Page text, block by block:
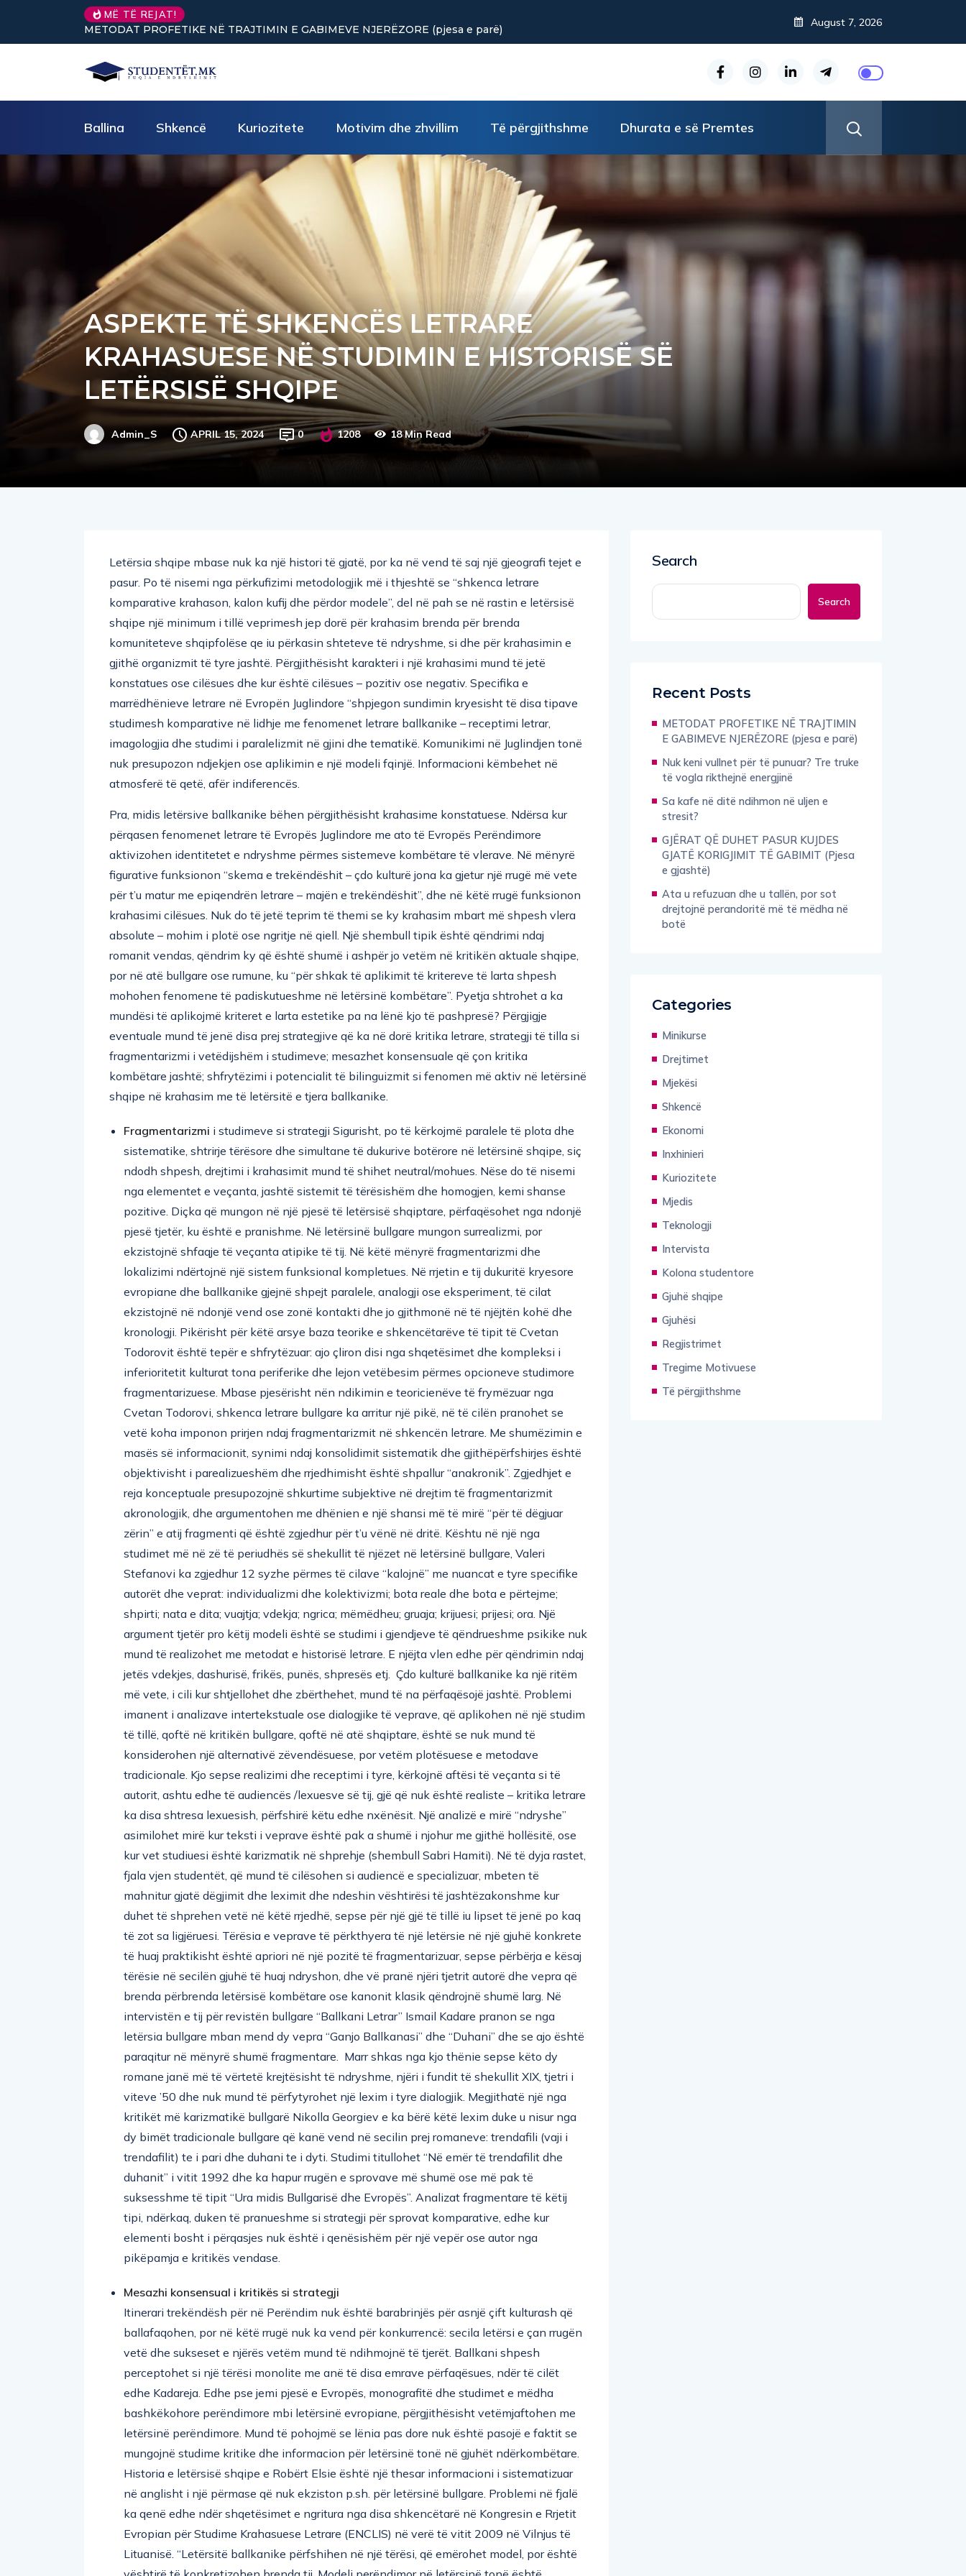
MË TË REJAT! August 7, 2026
ASPEKTE TË SHKENCËS LETRARE
KRAHASUESE NË STUDIMIN E HISTORISË SË
LETËRSISË SHQIPE
Admin_S APRIL 15, 2024 0 1208 18 Min Read
pasur. Po të nisemi nga përkufizimi metodologjik më i thjeshtë se “shkenca letrare
komparative krahason, kalon kufij dhe përdor modele”, del në pah se në rastin e letërsisë
shqipe një minimum i tillë veprimesh jep dorë për krahasim brenda për brenda
komuniteteve shqipfolëse qe iu përkasin shteteve të ndryshme, si dhe për krahasimin e
gjithë organizmit të tyre jashtë. Përgjithësisht karakteri i një krahasimi mund të jetë
konstatues ose cilësues dhe kur është cilësues – pozitiv ose negativ. Specifika e
marrëdhënieve letrare në Evropën Juglindore “shpjegon sundimin kryesisht të disa tipave
studimesh komparative në lidhje me fenomenet letrare ballkanike – receptimi letrar,
imagologjia dhe studimi i paralelizmit në gjini dhe tematikë. Komunikimi në Juglindjen tonë
nuk presupozon ndjekjen ose aplikimin e një modeli fqinjë. Informacioni këmbehet në
atmosferë të qetë, afër indiferencës.
përqasen fenomenet letrare të Evropës Juglindore me ato të Evropës Perëndimore
aktivizohen identitetet e ndryshme përmes sistemeve kombëtare të vlerave. Në mënyrë
figurative funksionon “skema e trekëndëshit – çdo kulturë jona ka gjetur një rrugë më vete
për t’u matur me epiqendrën letrare – majën e trekëndëshit”, dhe në këtë rrugë funksionon
krahasimi cilësues. Nuk do të jetë teprim të themi se ky krahasim mbart më shpesh vlera
absolute – mohim i plotë ose ngritje në qiell. Një shembull tipik është qëndrimi ndaj
romanit vendas, qëndrim ky që është shumë i ashpër jo vetëm në kritikën aktuale shqipe,
por në atë bullgare ose rumune, ku “për shkak të aplikimit të kritereve të larta shpesh
mohohen fenomene të padiskutueshme në letërsinë kombëtare”. Pyetja shtrohet a ka
mundësi të aplikojmë kriteret e larta estetike pa na lënë kjo të pashpresë? Përgjigje
eventuale mund të jenë disa prej strategjive që ka në dorë kritika letrare, strategji të tilla si
fragmentarizmi i vetëdijshëm i studimeve; mesazhet konsensuale që çon kritika
kombëtare jashtë; shfrytëzimi i potencialit të bilinguizmit si fenomen më aktiv në letërsinë
shqipe në krahasim me të letërsitë e tjera ballkanike.
sistematike, shtrirje tërësore dhe simultane të dukurive botërore në letërsinë shqipe, siç
ndodh shpesh, drejtimi i krahasimit mund të shihet neutral/mohues. Nëse do të nisemi
nga elementet e veçanta, jashtë sistemit të tërësishëm dhe homogjen, kemi shanse
pozitive. Diçka që mungon në një pjesë të letërsisë shqiptare, përfaqësohet nga ndonjë
pjesë tjetër, ku është e pranishme. Në letërsinë bullgare mungon surrealizmi, por
ekzistojnë shfaqje të veçanta atipike të tij. Në këtë mënyrë fragmentarizmi dhe
lokalizimi ndërtojnë një sistem funksional kompletues. Në rrjetin e tij dukuritë kryesore
evropiane dhe ballkanike gjejnë shpejt paralele, analogji ose eksperiment, të cilat
ekzistojnë në ndonjë vend ose zonë kontakti dhe jo gjithmonë në të njëjtën kohë dhe
kronologji. Pikërisht për këtë arsye baza teorike e shkencëtarëve të tipit të Cvetan
Todorovit është tepër e shfrytëzuar: ajo çliron disi nga shqetësimet dhe kompleksi i
inferioritetit kulturat tona periferike dhe lejon vetëbesim përmes opcioneve studimore
fragmentarizuese. Mbase pjesërisht nën ndikimin e teoricienëve të frymëzuar nga
Cvetan Todorovi, shkenca letrare bullgare ka arritur një pikë, në të cilën pranohet se
vetë koha imponon prirjen ndaj fragmentarizmit në shkencën letrare. Me shumëzimin e
masës së informacionit, synimi ndaj konsolidimit sistematik dhe gjithëpërfshirjes është
objektivisht i parealizueshëm dhe rrjedhimisht është shpallur “anakronik”. Zgjedhjet e
reja konceptuale presupozojnë shkurtime subjektive në drejtim të fragmentarizmit
akronologjik, dhe argumentohen me dhënien e një shansi më të mirë “për të dëgjuar
zërin” e atij fragmenti që është zgjedhur për t’u vënë në dritë. Kështu në një nga
studimet më në zë të periudhës së shekullit të njëzet në letërsinë bullgare, Valeri
Stefanovi ka zgjedhur 12 syzhe përmes të cilave “kalojnë” me nuancat e tyre specifike
autorët dhe veprat: individualizmi dhe kolektivizmi; bota reale dhe bota e përtejme;
shpirti; nata e dita; vuajtja; vdekja; ngrica; mëmëdheu; gruaja; krijuesi; prijesi; ora. Një
argument tjetër pro këtij modeli është se studimi i gjendjeve të qëndrueshme psikike nuk
mund të realizohet me metodat e historisë letrare. E njëjta vlen edhe për qëndrimin ndaj
jetës vdekjes, dashurisë, frikës, punës, shpresës etj. Çdo kulturë ballkanike ka një ritëm
më vete, i cili kur shtjellohet dhe zbërthehet, mund të na përfaqësojë jashtë. Problemi
imanent i analizave intertekstuale ose dialogjike të veprave, që aplikohen në një studim
të tillë, qoftë në kritikën bullgare, qoftë në atë shqiptare, është se nuk mund të
konsiderohen një alternativë zëvendësuese, por vetëm plotësuese e metodave
tradicionale. Kjo sepse realizimi dhe receptimi i tyre, kërkojnë aftësi të veçanta si të
autorit, ashtu edhe të audiencës /lexuesve së tij, gjë që nuk është realiste – kritika letrare
ka disa shtresa lexuesish, përfshirë këtu edhe nxënësit. Një analizë e mirë “ndryshe”
asimilohet mirë kur teksti i veprave është pak a shumë i njohur me gjithë hollësitë, ose
kur vet studiuesi është karizmatik në shprehje (shembull Sabri Hamiti). Në të dyja rastet,
fjala vjen studentët, që mund të cilësohen si audiencë e specializuar, mbeten të
mahnitur gjatë dëgjimit dhe leximit dhe ndeshin vështirësi të jashtëzakonshme kur
duhet të shprehen vetë në këtë rrjedhë, sepse për një gjë të tillë iu lipset të jenë po kaq
të zot sa ligjëruesi. Tërësia e veprave të përkthyera të një letërsie në një gjuhë konkrete
të huaj praktikisht është apriori në një pozitë të fragmentarizuar, sepse përbërja e kësaj
tërësie në secilën gjuhë të huaj ndryshon, dhe vë pranë njëri tjetrit autorë dhe vepra që
brenda përbrenda letërsisë kombëtare ose kanonit klasik qëndrojnë shumë larg. Në
intervistën e tij për revistën bullgare “Ballkani Letrar” Ismail Kadare pranon se nga
letërsia bullgare mban mend dy vepra “Ganjo Ballkanasi” dhe “Duhani” dhe se ajo është
paraqitur në mënyrë shumë fragmentare. Marr shkas nga kjo thënie sepse këto dy
romane janë më të vërtetë krejtësisht të ndryshme, njëri i fundit të shekullit XIX, tjetri i
viteve ’50 dhe nuk mund të përfytyrohet një lexim i tyre dialogjik. Megjithatë një nga
kritikët më karizmatikë bullgarë Nikolla Georgiev e ka bërë këtë lexim duke u nisur nga
dy bimët tradicionale bullgare që kanë vend në secilin prej romaneve: trendafili (vaji i
trendafilit) te i pari dhe duhani te i dyti. Studimi titullohet “Në emër të trendafilit dhe
duhanit” i vitit 1992 dhe ka hapur rrugën e sprovave më shumë ose më pak të
suksesshme të tipit “Ura midis Bullgarisë dhe Evropës”. Analizat fragmentare të këtij
tipi, ndërkaq, duken të pranueshme si strategji për sprovat komparative, edhe kur
elementi bosht i përqasjes nuk është i qenësishëm për një vepër ose autor nga
pikëpamja e kritikës vendase.
Itinerari trekëndësh për në Perëndim nuk është barabrinjës për asnjë çift kulturash që
ballafaqohen, por në këtë rrugë nuk ka vend për konkurrencë: secila letërsi e çan rrugën
vetë dhe sukseset e njërës vetëm mund të ndihmojnë të tjerët. Ballkani shpesh
perceptohet si një tërësi monolite me anë të disa emrave përfaqësues, ndër të cilët
edhe Kadareja. Edhe pse jemi pjesë e Evropës, monografitë dhe studimet e mëdha
bashkëkohore perëndimore mbi letërsinë evropiane, përgjithësisht vetëmjaftohen me
letërsinë perëndimore. Mund të pohojmë se lënia pas dore nuk është pasojë e faktit se
mungojnë studime kritike dhe informacion për letërsinë tonë në gjuhët ndërkombëtare.
Historia e letërsisë shqipe e Robërt Elsie është një thesar informacioni i sistematizuar
në anglisht i një përmase që nuk ekziston p.sh. për letërsinë bullgare. Problemi në fjalë
ka qenë edhe ndër shqetësimet e ngritura nga disa shkencëtarë në Kongresin e Rrjetit
Evropian për Studime Krahasuese Letrare (ENCLIS) në verë të vitit 2009 në Vilnjus të
Lituanisë. “Letërsitë ballkanike përfshihen në një tërësi, që emërohet model, por është
vështirë të konkretizohen brenda tij. Modeli perëndimor në letërsinë tonë është
E GABIMEVE NJERËZORE (pjesa e parë)
të vogla rikthejnë energjinë
stresit?
GJATË KORIGJIMIT TË GABIMIT (Pjesa
e gjashtë)
drejtojnë perandoritë më të mëdha në
botë
Categories